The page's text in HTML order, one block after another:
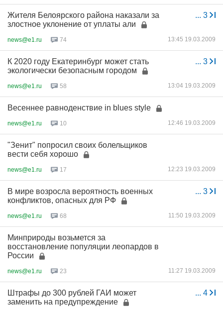
... 3
Жителя Белоярского района наказали за
злостное уклонение от уплаты али
news@e1.ru 74 13:45 19.03.2009
... 3
К 2020 году Екатеринбург может стать
экологически безопасным городом
news@e1.ru 58 13:04 19.03.2009
Весеннее равноденствие in blues style
news@e1.ru 10 12:46 19.03.2009
"Зенит" попросил своих болельщиков
вести себя хорошо
news@e1.ru 17 12:23 19.03.2009
... 3
В мире возросла вероятность военных
конфликтов, опасных для РФ
news@e1.ru 68 11:50 19.03.2009
Минприроды возьмется за
восстановление популяции леопардов в
России
news@e1.ru 23 11:27 19.03.2009
... 4
Штрафы до 300 рублей ГАИ может
заменить на предупреждение